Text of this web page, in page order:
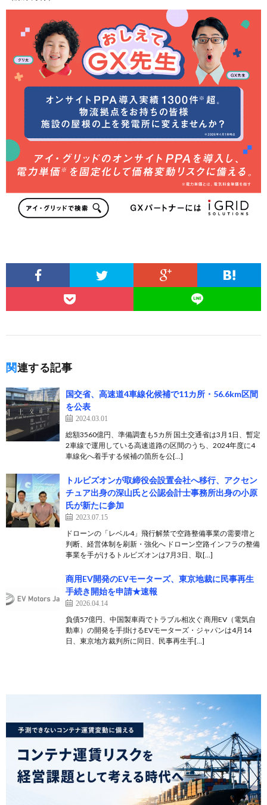
関連する記事
国交省、高速道4車線化候補で11カ所・56.6km区間
を公表
2024.03.01
総額3560億円、準備調査も5カ所 国土交通省は3月1日、暫定
2車線で運用している高速道路の区間のうち、2024年度に4
車線化へ着手する候補の箇所を公[…]
トルビズオンが取締役会設置会社へ移行、アクセン
チュア出身の深山氏と公認会計士事務所出身の小原
氏が新たに参加
2023.07.15
ドローンの「レベル4」飛行解禁で空路整備事業の需要増と
判断、経営体制を刷新・強化へ ドローン空路インフラの整備
事業を手がけるトルビズオンは7月3日、取[…]
商用EV開発のEVモーターズ、東京地裁に民事再生
手続き開始を申請★速報
2026.04.14
負債57億円、中国製車両でトラブル相次ぐ 商用EV（電気自
動車）の開発を手掛けるEVモーターズ・ジャパンは4月14
日、東京地方裁判所に同日、民事再生手[…]